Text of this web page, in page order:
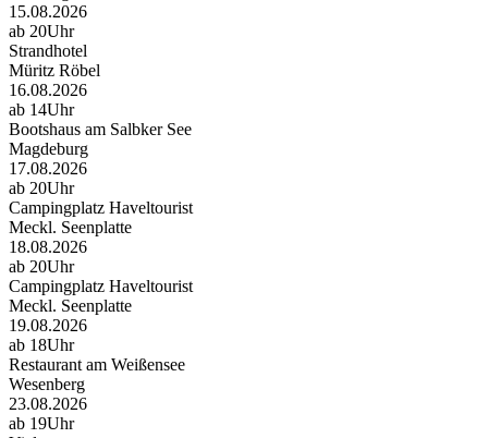
15.08.2026
ab 20Uhr
Strandhotel
Müritz Röbel
16.08.2026
ab 14Uhr
Bootshaus am Salbker See
Magdeburg
17.08.2026
ab 20Uhr
Campingplatz Haveltourist
Meckl. Seenplatte
18.08.2026
ab 20Uhr
Campingplatz Haveltourist
Meckl. Seenplatte
19.08.2026
ab 18Uhr
Restaurant am Weißensee
Wesenberg
23.08.2026
ab 19Uhr